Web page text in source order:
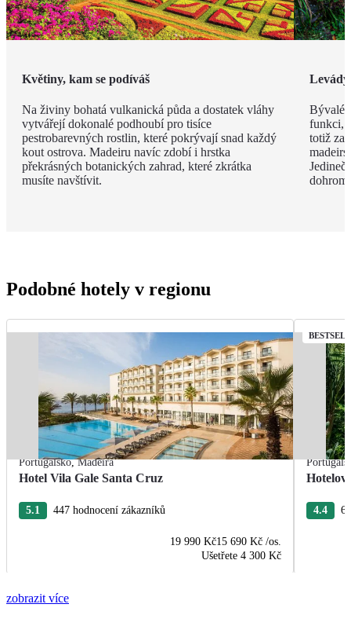
Květiny, kam se podíváš
Na živiny bohatá vulkanická půda a dostatek vláhy
vytvářejí dokonalé podhoubí pro tisíce
pestrobarevných rostlin, které pokrývají snad každý
kout ostrova. Madeiru navíc zdobí i hrstka
překrásných botanických zahrad, které zkrátka
musíte navštívit.
Levády
Bývalé
funkci,
totiž
Podobné hotely v regionu
Portugalsko,Madeira
Hotel Vila Gale Santa Cruz
5.1 447 hodnocení zákazníků
19 990 Kč15 690 Kč /os.
Ušetřete 4 300 Kč
4.4
zobrazit více